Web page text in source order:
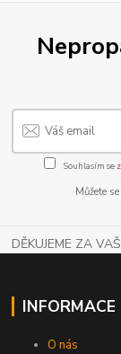
Souhlasím se
Můžete
DĚKUJEME ZA
O nás